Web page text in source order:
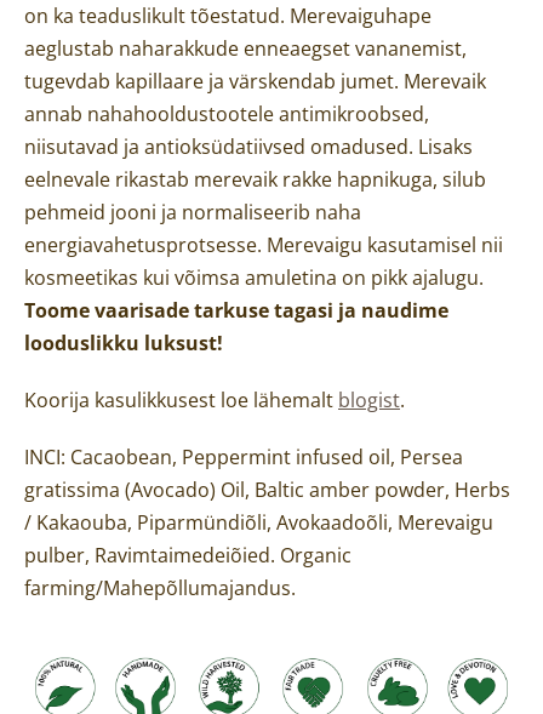
on ka teaduslikult tõestatud. Merevaiguhape
aeglustab naharakkude enneaegset vananemist,
tugevdab kapillaare ja värskendab jumet. Merevaik
annab nahahooldustootele antimikroobsed,
niisutavad ja antioksüdatiivsed omadused. Lisaks
eelnevale rikastab merevaik rakke hapnikuga, silub
pehmeid jooni ja normaliseerib naha
energiavahetusprotsesse. Merevaigu kasutamisel nii
kosmeetikas kui võimsa amuletina on pikk ajalugu.
Toome vaarisade tarkuse tagasi ja naudime
looduslikku luksust!
Koorija kasulikkusest loe lähemalt blogist.
INCI: Cacaobean, Peppermint infused oil, Persea
gratissima (Avocado) Oil, Baltic amber powder, Herbs
/ Kakaouba, Piparmündiõli, Avokaadoõli, Merevaigu
pulber, Ravimtaimedeiõied. Organic
farming/Mahepõllumajandus.